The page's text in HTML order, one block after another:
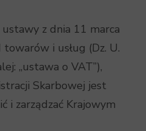
z dnia 11 marca
i usług (Dz. U.
„ustawa o VAT”),
Skarbowej jest
i zarządzać Krajowym